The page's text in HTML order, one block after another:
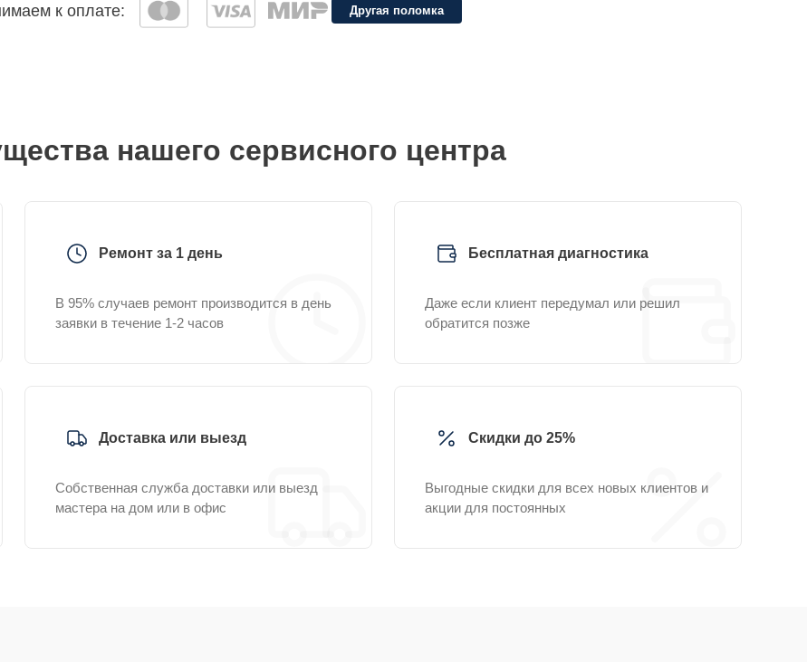
к оплате: Другая поломка
нашего сервисного центра
Ремонт за 1 день
В 95% случаев ремонт производится в день
заявки в течение 1-2 часов
Бесплатная диагностика
Даже если клиент передумал или решил
обратится позже
Доставка или выезд
Собственная служба доставки или выезд
мастера на дом или в офис
Скидки до 25%
Выгодные скидки для всех новых клиентов и
акции для постоянных